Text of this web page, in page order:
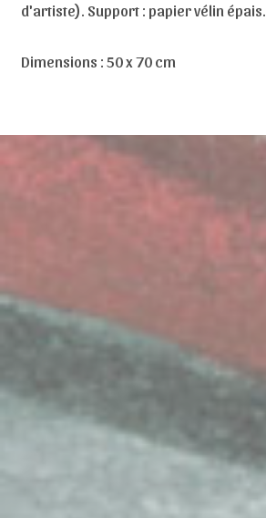
d'artiste). Support : papier vélin épais.
Dimensions : 50 x 70 cm